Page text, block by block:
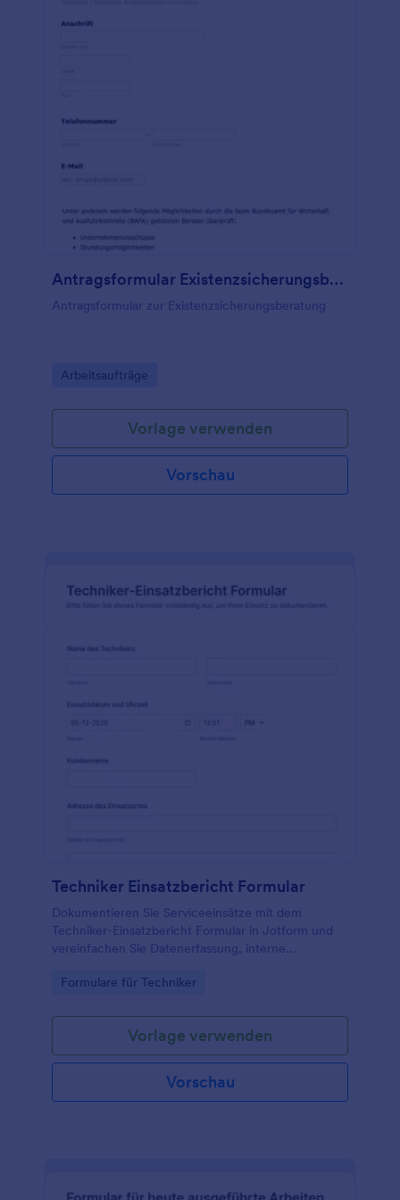
Antragsformular Existenzsicherungsberatung
Antragsformular zur Existenzsicherungsberatung
Go to Category:
Arbeitsaufträge
Vorlage verwenden
Vorschau
Techniker Einsatzbericht Formular
Dokumentieren Sie Serviceeinsätze mit dem
Techniker-Einsatzbericht Formular in Jotform und
vereinfachen Sie Datenerfassung, interne
Handwerk und Kundendienstteams.
Go to Category:
Formulare für Techniker
Vorlage verwenden
Vorschau